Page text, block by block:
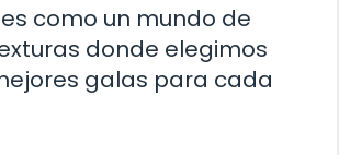
como un mundo de
donde elegimos
galas para cada